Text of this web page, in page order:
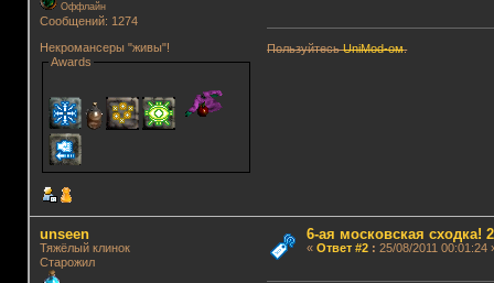
Оффлайн
Сообщений: 1274
Некромансеры "живы"!
Awards
ПользуйтесьUniMod-ом.
unseen
Тяжёлый клинок
Старожил
6-ая московская сходка!
« Ответ #2: 25/08/2011 00:01:24